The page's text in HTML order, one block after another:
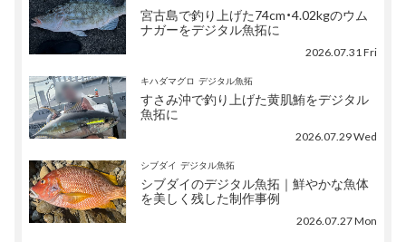
宮古島で釣り上げた74cm・4.02kgのウム
ナガーをデジタル魚拓に
2026.07.31 Fri
キハダマグロ デジタル魚拓
すさみ沖で釣り上げた黄肌鮪をデジタル
魚拓に
2026.07.29 Wed
シブダイ デジタル魚拓
シブダイのデジタル魚拓｜鮮やかな魚体
を美しく残した制作事例
2026.07.27 Mon